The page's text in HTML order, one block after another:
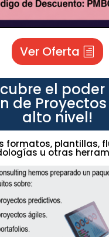
Ver Oferta
el
de
alto nivel!
formatos, plantillas,
u otras